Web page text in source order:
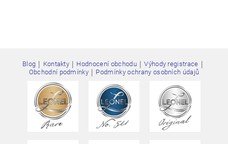
Vložením hodnocení souhlasíte spodmínkami ochrany
osobních údajů
Blog | Kontakty | Hodnocení obchodu | Výhody registrace |
Obchodní podmínky | Podmínky ochrany osobních údajů